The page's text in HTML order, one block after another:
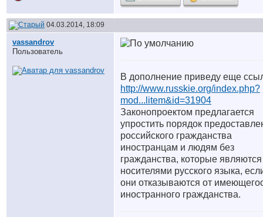
04.03.2014, 18:09
vassandrov
Пользователь
В дополнение приведу еще
http://www.russkie.org/index.php?
mod...litem&id=31904
Законопроектом предлагается
упростить порядок
российского гражданства
иностранцам и людям без
гражданства, которые являются
носителями русского языка,
они отказываются от
иностранного гражданства.